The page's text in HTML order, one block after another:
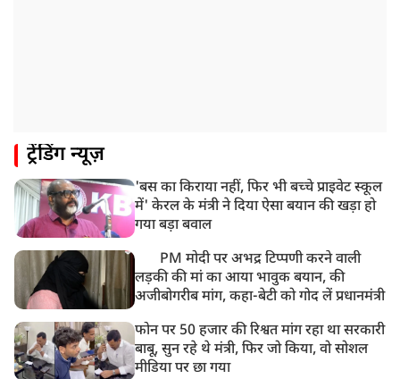
ट्रेंडिंग न्यूज़
'बस का किराया नहीं, फिर भी बच्चे प्राइवेट स्कूल
में' केरल के मंत्री ने दिया ऐसा बयान की खड़ा हो
गया बड़ा बवाल
PM मोदी पर अभद्र टिप्पणी करने वाली
लड़की की मां का आया भावुक बयान, की
अजीबोगरीब मांग, कहा-बेटी को गोद लें प्रधानमंत्री
फोन पर 50 हजार की रिश्वत मांग रहा था सरकारी
बाबू, सुन रहे थे मंत्री, फिर जो किया, वो सोशल
मीडिया पर छा गया